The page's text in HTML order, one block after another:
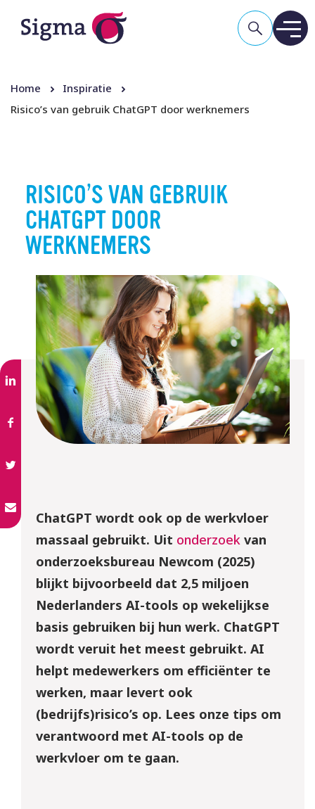
Home
Inspiratie
Risico’s van gebruik ChatGPT door werknemers
RISICO’S VAN GEBRUIK
CHATGPT DOOR
WERKNEMERS
ChatGPT wordt ook op de werkvloer
massaal gebruikt. Uit onderzoekvan
onderzoeksbureau Newcom (2025)
blijkt bijvoorbeeld dat 2,5 miljoen
Nederlanders AI-tools op wekelijkse
basis gebruiken bij hun werk. ChatGPT
wordt veruit het meest gebruikt. AI
helpt medewerkers om efficiënter te
werken, maar levert ook
(bedrijfs)risico’s op. Lees onze tips om
verantwoord met AI-tools op de
werkvloer om te gaan.